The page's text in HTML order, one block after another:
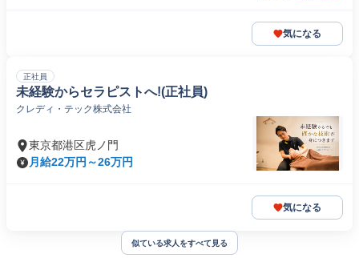
気になる
正社員
未経験からセラピストへ!(正社員)
クレディ・テック株式会社
東京都港区虎ノ門
月給22万円～26万円
気になる
似ている求人をすべて見る